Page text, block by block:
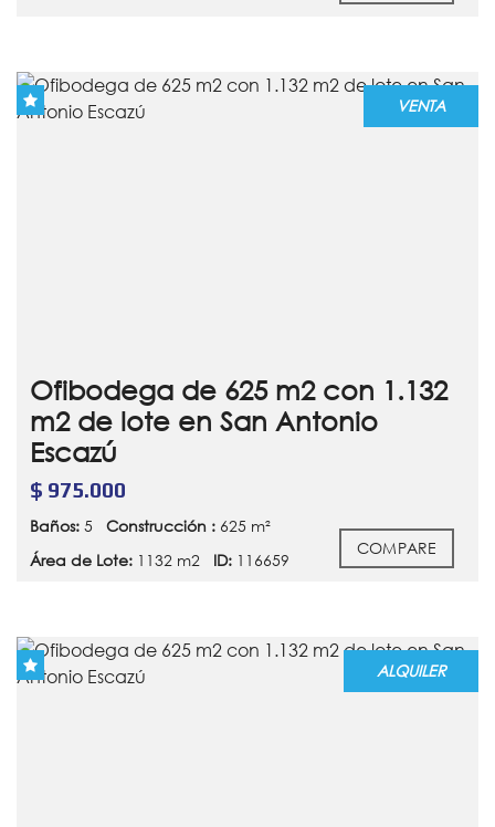
VENTA
Ofibodega de 625 m2 con 1.132
m2 de lote en San Antonio
Escazú
$ 975.000
Baños: 5 Construcción : 625 m²
Área de Lote: 1132 m2 ID: 116659
ALQUILER
COMPARE